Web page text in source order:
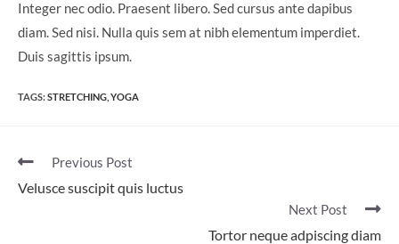
Integer nec odio. Praesent libero. Sed cursus ante dapibus
diam. Sed nisi. Nulla quis sem at nibh elementum imperdiet.
Duis sagittis ipsum.
TAGS:STRETCHING YOGA
Previous Post
Velusce suscipit quis luctus
Next Post
Tortor neque adpiscing diam